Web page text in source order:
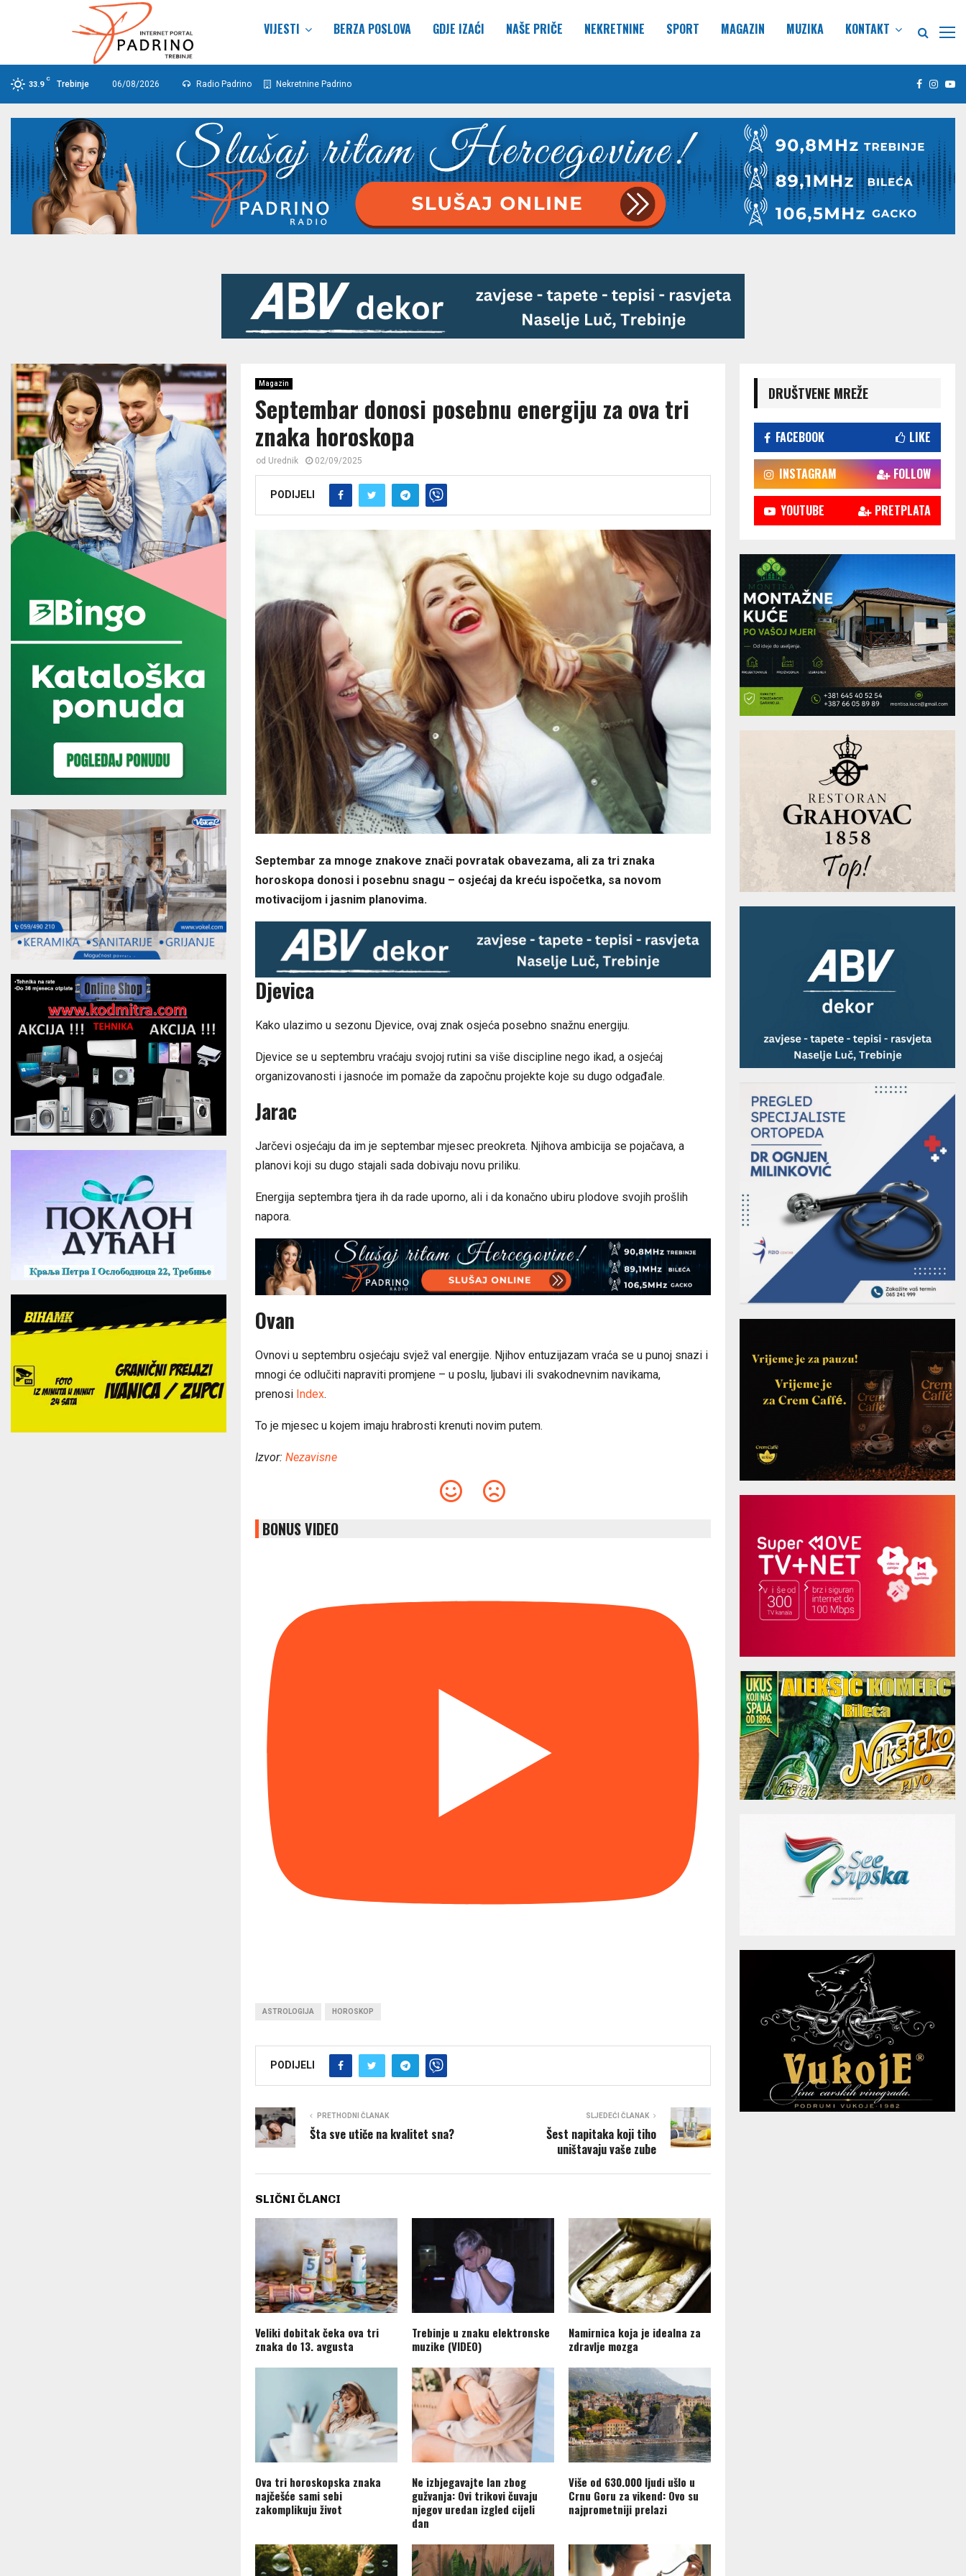
VIJESTI BERZA POSLOVA GDJE IZAĆI NAŠE PRIČE NEKRETNINE SPORT MAGAZIN MUZIKA KONTAKT
33.9
C
Trebinje 06/08/2026 Radio Padrino Nekretnine Padrino Facebook
Magazin
Septembar donosi posebnu energiju za ova tri
znaka horoskopa
od Urednik 02/09/2025
PODIJELI
Septembar za mnoge znakove znači povratak obavezama, ali za tri znaka
horoskopa donosi i posebnu snagu – osjećaj da kreću ispočetka, sa novom
motivacijom i jasnim planovima.
Djevica
Kako ulazimo u sezonu Djevice, ovaj znak osjeća posebno snažnu energiju.
Djevice se u septembru vraćaju svojoj rutini sa više discipline nego ikad, a osjećaj
organizovanosti i jasnoće im pomaže da započnu projekte koje su dugo odgađale.
Jarac
Jarčevi osjećaju da im je septembar mjesec preokreta. Njihova ambicija se pojačava, a
planovi koji su dugo stajali sada dobivaju novu priliku.
Energija septembra tjera ih da rade uporno, ali i da konačno ubiru plodove svojih prošlih
napora.
Ovan
Ovnovi u septembru osjećaju svjež val energije. Njihov entuzijazam vraća se u punoj snazi i
mnogi će odlučiti napraviti promjene – u poslu, ljubavi ili svakodnevnim navikama,
prenosi Index.
To je mjesec u kojem imaju hrabrosti krenuti novim putem.
Izvor: Nezavisne
BONUS VIDEO
ASTROLOGIJA HOROSKOP
PODIJELI
PRETHODNI ČLANAK
Šta sve utiče na kvalitet sna?
SLJEDEĆI ČLANAK
Šest napitaka koji tiho
uništavaju vaše zube
SLIČNI ČLANCI
Veliki dobitak čeka ova tri
znaka do 13. avgusta
Trebinje u znaku elektronske
muzike (VIDEO)
Namirnica koja je idealna za
zdravlje mozga
Ova tri horoskopska znaka
najčešće sami sebi
zakomplikuju život
Ne izbjegavajte lan zbog
gužvanja: Ovi trikovi čuvaju
njegov uredan izgled cijeli
dan
Više od 630.000 ljudi ušlo u
Crnu Goru za vikend: Ovo su
najprometniji prelazi
DRUŠTVENE MREŽE
FACEBOOK LIKE
INSTAGRAM FOLLOW
YOUTUBE PRETPLATA